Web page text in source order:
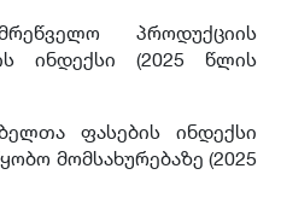
პროდუქციის
ინდექსი (2025 წლის
ფასების ინდექსი
მომსახურებაზე (2025